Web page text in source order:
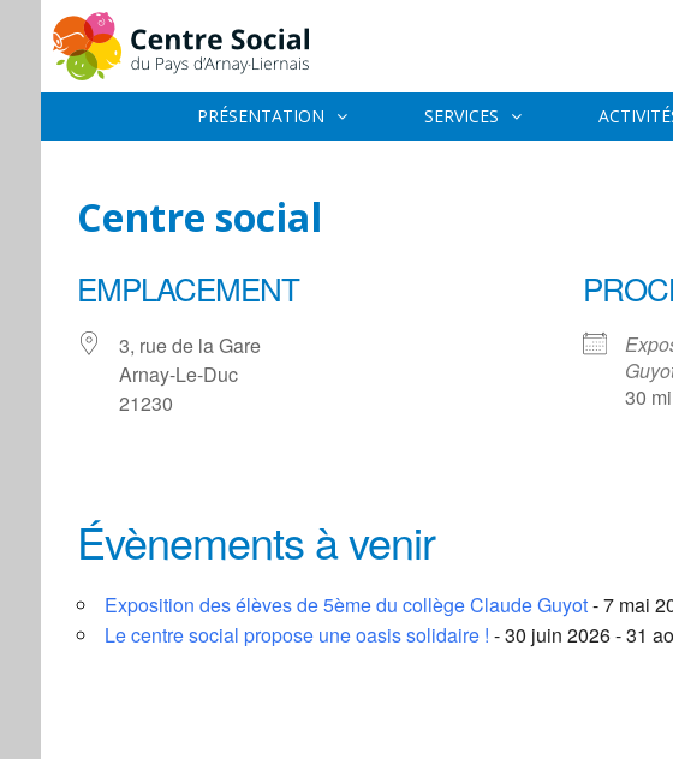
PRÉSENTATION SERVICES
Centre social
EMPLACEMENT
3, rue de la Gare
Arnay-Le-Duc
21230
30
3, rue de la Gare - Arnay-Le-Duc
Évènements
Évènements à venir
Exposition des élèves de 5ème du collège Claude Guyot- 7 mai
Le centre social propose une oasis solidaire ! - 30 juin 2026 - 31